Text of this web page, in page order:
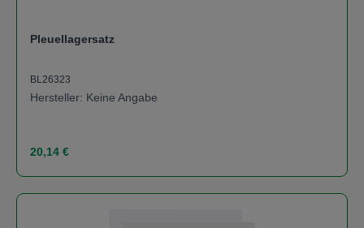
Pleuellagersatz
BL26323
Hersteller: Keine Angabe
Regulärer Preis:
20,14 €